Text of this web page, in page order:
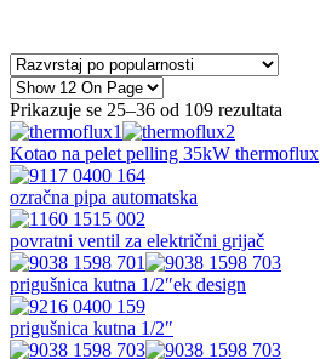
Prikazuje se 25–36 od 109 rezultata
Kotao na pelet pelling 35kW thermoflux
ozračna pipa automatska
povratni ventil za električni grijač
prigušnica kutna 1/2″ek design
prigušnica kutna 1/2″